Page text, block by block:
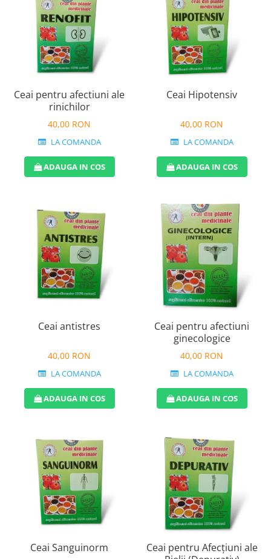
Ceai pentru afectiuni ale
rinichilor
40,00 RON
LA COMANDA
ADAUGA IN COS
Ceai Hipotensiv
40,00 RON
LA COMANDA
ADAUGA IN COS
Ceai antistres
40,00 RON
LA COMANDA
ADAUGA IN COS
Ceai pentru afectiuni
ginecologice
40,00 RON
LA COMANDA
ADAUGA IN COS
Ceai Sanguinorm
Ceai pentru Afecțiuni ale